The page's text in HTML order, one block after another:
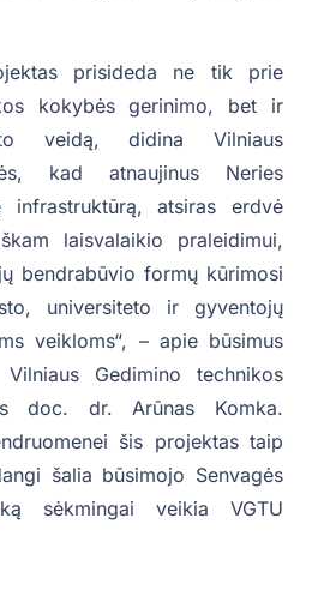
prisideda ne tik prie
kokybės gerinimo, bet ir
veidą, didina Vilniaus
kad atnaujinus Neries
infrastruktūrą, atsiras erdvė
laisvalaikio praleidimui,
bendrabūvio formų kūrimosi
universiteto ir gyventojų
veikloms“, – apie būsimus
Gedimino technikos
doc. dr. Arūnas Komka.
šis projektas taip
šalia būsimojo Senvagės
sėkmingai veikia VGTU